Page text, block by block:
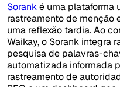
Soranké uma plataforma
rastreamento de menção
uma reflexão tardia. Ao
Waikay, o Sorank integra
pesquisa de palavras-
automatizada informada
rastreamento de